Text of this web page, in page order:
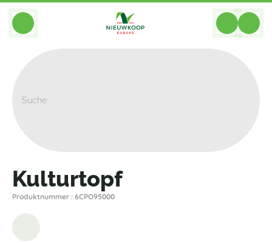
BACK
Kulturtopf
Produktnummer : 6CPO95000